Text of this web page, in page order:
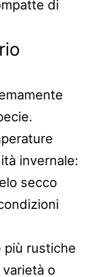
di
invernale:
secco
più rustiche
o